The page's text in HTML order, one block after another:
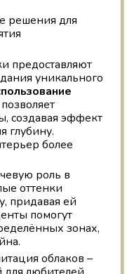
предоставляют
уникального
позволяет
создавая эффект
глубину.
более
роль в
оттенки
придавая ей
помогут
зонах,
облаков –